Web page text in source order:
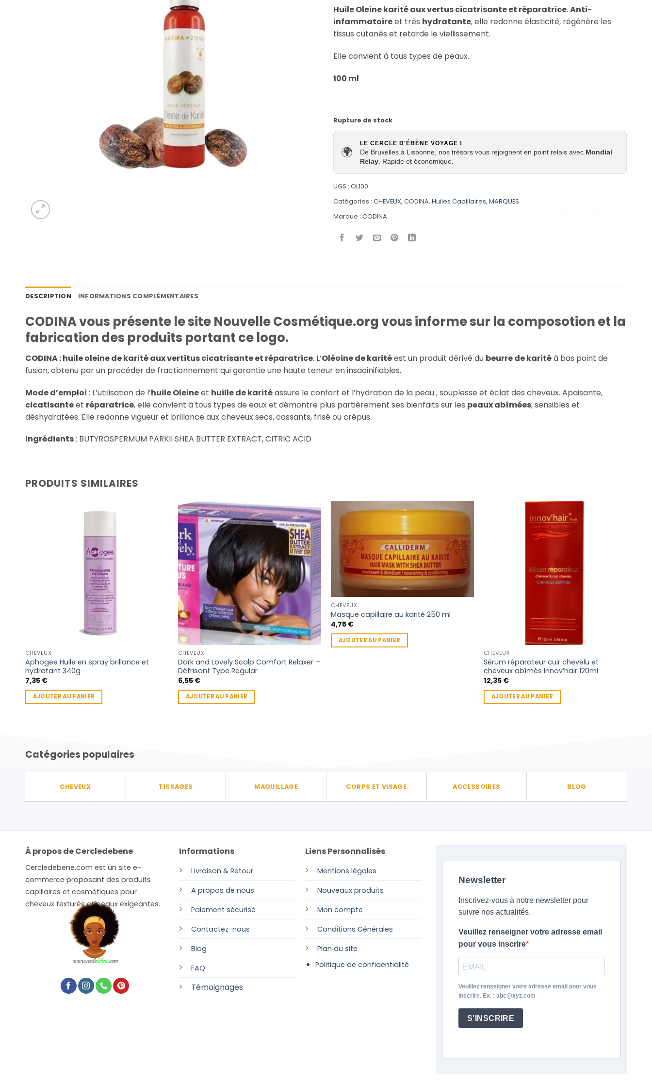
Huile Oleine karité aux vertus cicatrisante et réparatrice. Anti-
infammatoireet très hydratante, elle redonne élasticité, régénère les
tissus cutanés et retarde le viellissement.
Elle convient à tous types de peaux.
100 ml
Rupture de stock
🌍
LE CERCLE D'ÉBÈNE VOYAGE !
De Bruxelles à Lisbonne, nos trésors vous rejoignent en point relais avec Mondial
Relay . Rapide et économique.
UGS : OL100
Catégories : CHEVEUX, CODINA, Huiles Capillaires, MARQUES
Marque : CODINA
DESCRIPTION INFORMATIONS COMPLÉMENTAIRES
CODINA vous présente le site Nouvelle Cosmétique.org vous informe sur la composotion et la
fabrication des produits portant ce logo.
CODINA : huile oleine de karité aux vertitus cicatrisante et réparatrice. L’Oléoine de karitéest un produit dérivé du beurre de karitéà bas point de
fusion, obtenu par un procéder de fractionnement qui garantie une haute teneur en insaoinifiables.
Mode d’emploi : L’utilisation de l’huile Oleineet huille de karitéassure le confort et l’hydration de la peau , souplesse et éclat des cheveux. Apaisante,
cicatisanteet réparatrice, elle convient à tous types de eaux et démontre plus partièrement ses bienfaits sur les peaux abîmées, sensibles et
déshydratées. Elle redonne vigueur et brillance aux cheveux secs, cassants, frisé ou crépus.
Ingrédients: BUTYROSPERMUM PARKII SHEA BUTTER EXTRACT, CITRIC ACID
PRODUITS SIMILAIRES
CHEVEUX
Aphogee Huile en spray brillance et
hydratant 340g
7,35 €
AJOUTER AU PANIER
CHEVEUX
Dark and Lovely Scalp Comfort Relaxer –
Défrisant Type Regular
6,55 €
AJOUTER AU PANIER
CHEVEUX
Masque capillaire au karité 250 ml
4,75 €
AJOUTER AU PANIER
CHEVEUX
Sérum réparateur cuir chevelu et
cheveux abîmés Innov’hair 120ml
12,35 €
AJOUTER AU PANIER
Catégories populaires
CHEVEUX TISSAGES MAQUILLAGE CORPS ET VISAGE ACCESSOIRES BLOG
À propos de Cercledebene
Cercledebene.com est un site e-
commerce proposant des produits
capillaires et cosmétiques pour
cheveux texturés et peaux exigeantes.
Informations
Livraison & Retour
A propos de nous
Paiement sécurisé
Contactez-nous
Blog
FAQ
Témoignages
Liens Personnalisés
Mentions légales
Nouveaux produits
Mon compte
Conditions Générales
Plan du site
Politique de confidentialité
Newsletter
Inscrivez-vous à notre newsletter pour
suivre nos actualités.
Veuillez renseigner votre adresse email
pour vous inscrire
Veuillez renseigner votre adresse email pour vous
inscrire. Ex. : abc@xyz.com
S'INSCRIRE